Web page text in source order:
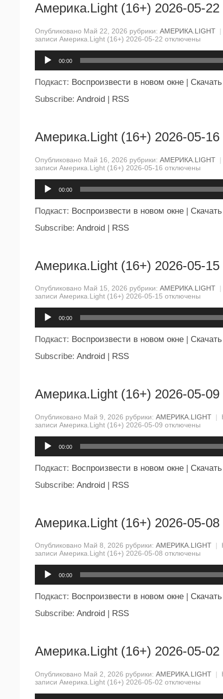
Америка.Light (16+) 2026-05-22
Опубликовано Май 22, 2026 рубрики: АМЕРИКА.LIGHT |
записи Америка.Light (16+) 2026-05-22 отключены
00:00
Подкаст: Воспроизвести в новом окне | Скачать
Subscribe: Android | RSS
Америка.Light (16+) 2026-05-16
Опубликовано Май 16, 2026 рубрики: АМЕРИКА.LIGHT |
записи Америка.Light (16+) 2026-05-16 отключены
00:00
Подкаст: Воспроизвести в новом окне | Скачать
Subscribe: Android | RSS
Америка.Light (16+) 2026-05-15
Опубликовано Май 15, 2026 рубрики: АМЕРИКА.LIGHT |
записи Америка.Light (16+) 2026-05-15 отключены
00:00
Подкаст: Воспроизвести в новом окне | Скачать
Subscribe: Android | RSS
Америка.Light (16+) 2026-05-09
Опубликовано Май 9, 2026 рубрики: АМЕРИКА.LIGHT |
записи Америка.Light (16+) 2026-05-09 отключены
00:00
Подкаст: Воспроизвести в новом окне | Скачать
Subscribe: Android | RSS
Америка.Light (16+) 2026-05-08
Опубликовано Май 8, 2026 рубрики: АМЕРИКА.LIGHT |
записи Америка.Light (16+) 2026-05-08 отключены
00:00
Подкаст: Воспроизвести в новом окне
Скачать
Subscribe: Android RSS
Америка.Light (16+) 2026-05-02
Опубликовано Май 2, 2026 рубрики: АМЕРИКА.LIGHT |
записи Америка.Light (16+) 2026-05-02 отключены